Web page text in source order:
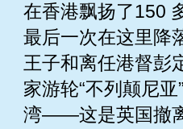
在香港飘扬了150
最后一次在这里降
王子和离任港督彭
家游轮“不列颠尼
湾——这是英国撤